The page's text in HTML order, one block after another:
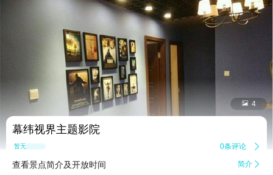
 4
幕纬视界主题影院
暂无点评 0条评论 
查看景点简介及开放时间 简介 